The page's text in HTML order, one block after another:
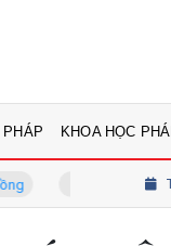
KHOA HỌC
GS.TS Võ Khánh